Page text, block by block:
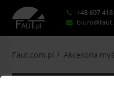
+48 607
Faut.com.pl Akcesoria